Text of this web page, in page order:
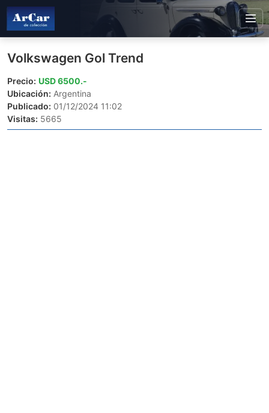
Volkswagen Gol Trend
Precio: USD 6500.-
Ubicación: Argentina
Publicado: 01/12/2024 11:02
Visitas: 5665